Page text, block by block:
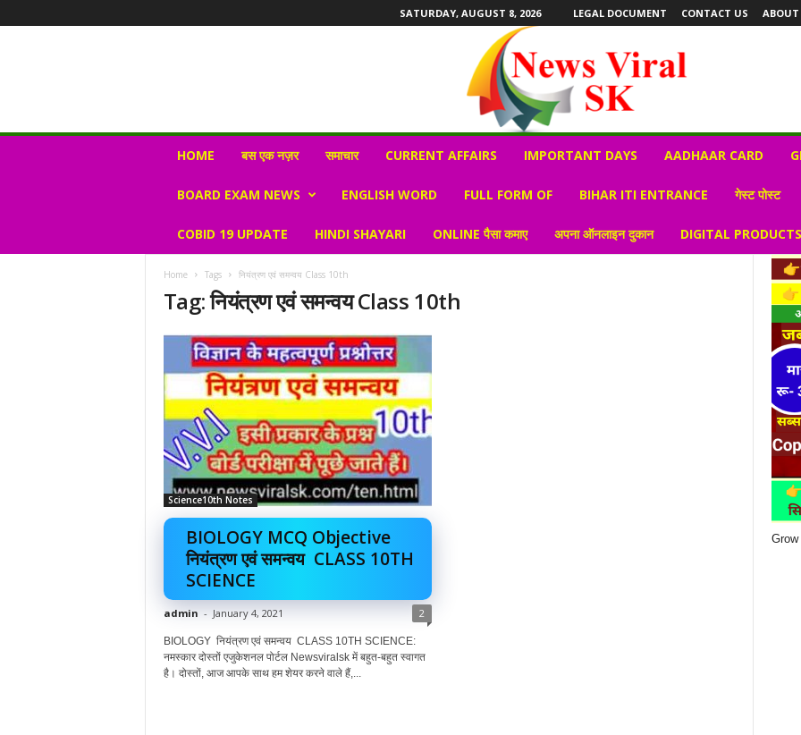
SATURDAY, AUGUST 8, 2026 LEGAL DOCUMENT CONTACT US ABOUT
r
HOME बस एक नज़र समाचार CURRENT AFFAIRS IMPORTANT DAYS AADHAAR CARD
BOARD EXAM NEWS ENGLISH WORD FULL FORM OF BIHAR ITI ENTRANCE गेस्ट पोस्ट
COBID 19 UPDATE HINDI SHAYARI ONLINE पैसा कमाए अपना ऑनलाइन दुकान DIGITAL
Home Tags नियंत्रण एवं समन्वय Class 10th
Tag: नियंत्रण एवं समन्वय Class 10th
Science10th Notes
BIOLOGY MCQ Objective
नियंत्रण एवं समन्वय CLASS 10TH
SCIENCE
admin - January 4, 2021 2
BIOLOGY नियंत्रण एवं समन्वय CLASS 10TH SCIENCE:
नमस्कार दोस्तों एजुकेशनल पोर्टल Newsviralsk में बहुत-बहुत स्वागत
है। दोस्तों, आज आपके साथ हम शेयर करने वाले हैं,...